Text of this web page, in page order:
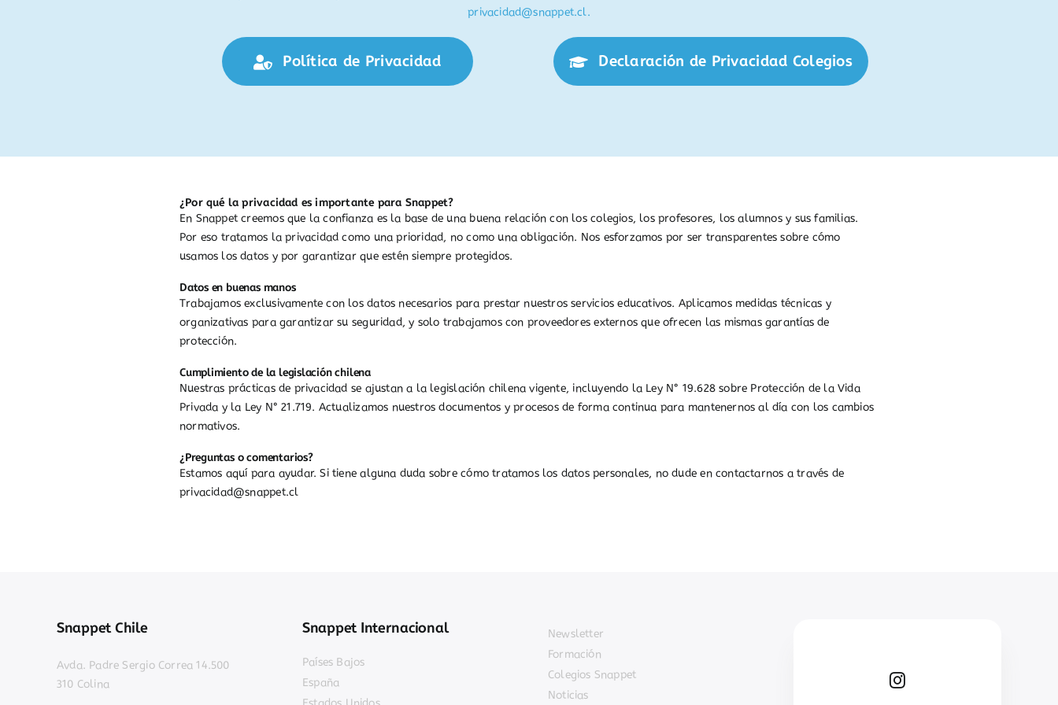
privacidad@snappet.cl.
Política de Privacidad Declaración de Privacidad Colegios
¿Por qué la privacidad es importante para Snappet?
En Snappet creemos que la confianza es la base de una buena relación con los colegios, los profesores, los alumnos y sus familias.
Por eso tratamos la privacidad como una prioridad, no como una obligación. Nos esforzamos por ser transparentes sobre cómo
usamos los datos y por garantizar que estén siempre protegidos.
Datos en buenas manos
Trabajamos exclusivamente con los datos necesarios para prestar nuestros servicios educativos. Aplicamos medidas técnicas y
organizativas para garantizar su seguridad, y solo trabajamos con proveedores externos que ofrecen las mismas garantías de
protección.
Cumplimiento de la legislación chilena
Nuestras prácticas de privacidad se ajustan a la legislación chilena vigente, incluyendo la Ley N° 19.628 sobre Protección de la Vida
Privada y la Ley N° 21.719. Actualizamos nuestros documentos y procesos de forma continua para mantenernos al día con los cambios
normativos.
¿Preguntas o comentarios?
Estamos aquí para ayudar. Si tiene alguna duda sobre cómo tratamos los datos personales, no dude en contactarnos a través de
privacidad@snappet.cl
Snappet Chile
Avda. Padre Sergio Correa 14.500
310 Colina
Snappet Internacional
Países Bajos
España
Newsletter
Formación
Colegios Snappet
Noticias